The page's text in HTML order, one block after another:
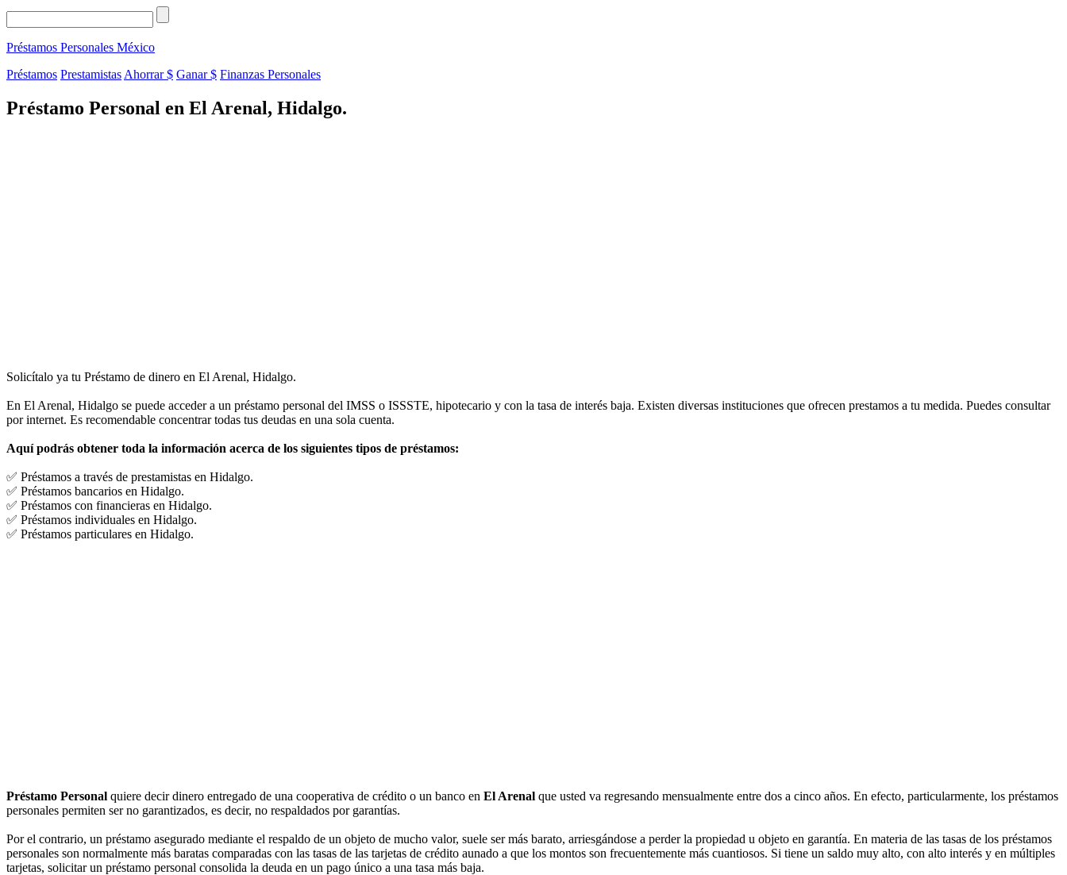
Préstamos Personales México
Préstamos Prestamistas Ahorrar $ Ganar $ Finanzas Personales
Préstamo Personal en El Arenal, Hidalgo.
Solicítalo ya tu Préstamo de dinero en El Arenal, Hidalgo.
En El Arenal, Hidalgo se puede acceder a un préstamo personal del IMSS o ISSSTE, hipotecario y con la tasa de interés baja. Existen diversas instituciones que ofrecen prestamos a tu medida. Puedes consultar
por internet. Es recomendable concentrar todas tus deudas en una sola cuenta.
Aquí podrás obtener toda la información acerca de los siguientes tipos de préstamos:
✅ Préstamos a través de prestamistas en Hidalgo.
✅ Préstamos bancarios en Hidalgo.
✅ Préstamos con financieras en Hidalgo.
✅ Préstamos individuales en Hidalgo.
✅ Préstamos particulares en Hidalgo.
Préstamo Personal quiere decir dinero entregado de una cooperativa de crédito o un banco en El Arenal que usted va regresando mensualmente entre dos a cinco años. En efecto, particularmente, los préstamos
personales permiten ser no garantizados, es decir, no respaldados por garantías.
Por el contrario, un préstamo asegurado mediante el respaldo de un objeto de mucho valor, suele ser más barato, arriesgándose a perder la propiedad u objeto en garantía. En materia de las tasas de los préstamos
personales son normalmente más baratas comparadas con las tasas de las tarjetas de crédito aunado a que los montos son frecuentemente más cuantiosos. Si tiene un saldo muy alto, con alto interés y en múltiples
tarjetas, solicitar un préstamo personal consolida la deuda en un pago único a una tasa más baja.